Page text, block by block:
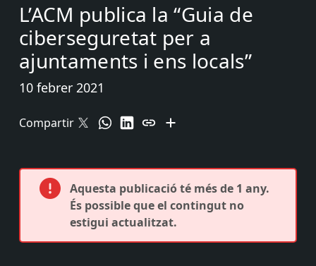
L’ACM publica la “Guia de
ciberseguretat per a
ajuntaments i ens locals”
10 febrer 2021
Compartir
Aquesta publicació té més de 1 any.
És possible que el contingut no
estigui actualitzat.